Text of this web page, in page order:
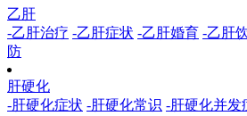
乙肝
-乙肝治疗 -乙肝症状 -乙肝婚育 -乙肝
防
肝硬化
-肝硬化症状 -肝硬化常识 -肝硬化并发